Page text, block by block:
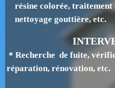
résine colorée, traitement
nettoyage gouttière, etc.
* Recherche de fuite,
réparation, rénovation, etc.